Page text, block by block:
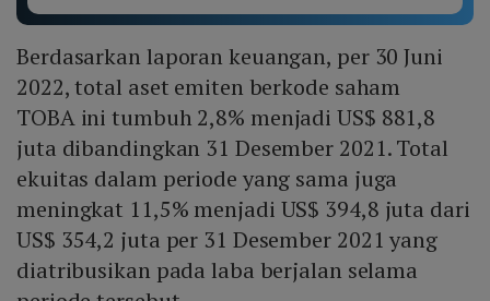
Berdasarkan laporan keuangan, per 30 Juni
2022, total aset emiten berkode saham
TOBA ini tumbuh 2,8% menjadi US$ 881,8
juta dibandingkan 31 Desember 2021. Total
ekuitas dalam periode yang sama juga
meningkat 11,5% menjadi US$ 394,8 juta dari
US$ 354,2 juta per 31 Desember 2021 yang
diatribusikan pada laba berjalan selama